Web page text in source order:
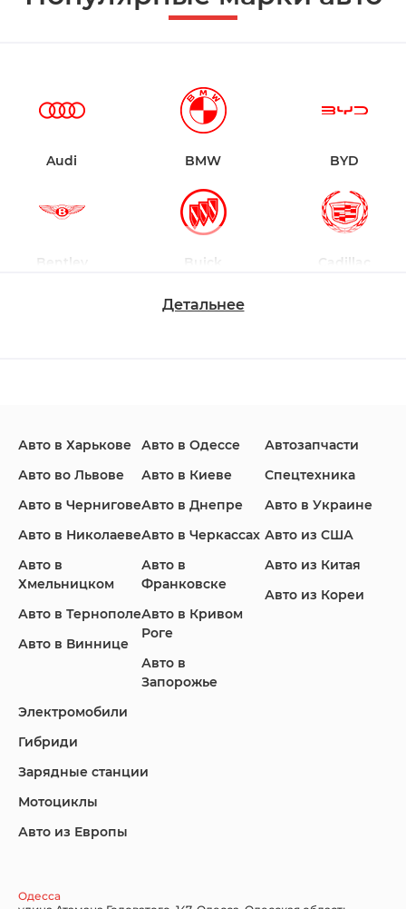
Audi BMW BYD
Bentley Buick Cadillac
Infiniti Jaguar Jeep
Land Rover
Lincoln
Детальнее
Авто в Харькове
Авто во Львове
Авто в Чернигове
Авто в Николаеве
Авто в
Хмельницком
Авто в Тернополе
Авто в Виннице
Авто в Одессе
Авто в Киеве
Авто в Днепре
Авто в Черкассах
Авто в
Франковске
Авто в Кривом
Роге
Авто в
Запорожье
Автозапчасти
Спецтехника
Авто в Украине
Авто из США
Авто из Китая
Авто из Кореи
Электромобили
Гибриди
Зарядные станции
Мотоциклы
Авто из Европы
Одесса